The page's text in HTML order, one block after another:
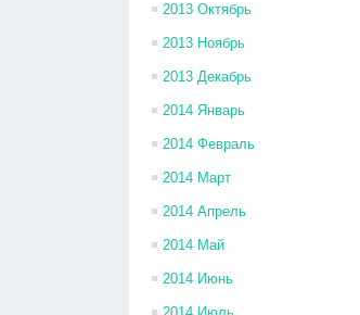
2013 Октябрь
2013 Ноябрь
2013 Декабрь
2014 Январь
2014 Февраль
2014 Март
2014 Апрель
2014 Май
2014 Июнь